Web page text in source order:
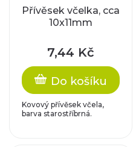
Přívěsek včelka, cca
10x11mm
7,44 Kč
Do košíku
Kovový přívěsek včela,
barva starostříbrná.